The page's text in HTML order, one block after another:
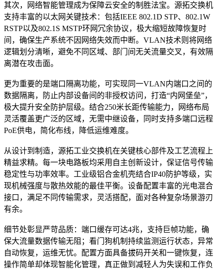
其次，网络智能管理成为保障云安全的制胜法宝。源拓交换机
支持丰富的以太网关键技术：包括IEEE 802.1D STP、802.1W
RSTP以及802.1S MSTP环网冗余协议，极大缩短故障恢复时
间，确保生产系统不因网络失效而中断。VLAN技术则将网络
逻辑划分清晰，避免不同区域、部门间无关流量交叉，有效隔
离潜在攻击面。
更为重要的是端口隔离功能，可实现同一VLAN内端口之间的
数据隔离，防止内部设备间的非授权访问，打造“内网堡垒”，
极大提升安全防护层级。结合250米长距传输能力，网络布局
灵活覆盖更广泛的区域，无需中继设备，同时支持多端口远程
PoE供电，简化布线，降低运维难度。
从设计到制造，源拓工业交换机在关键核心部件及工艺流程上
精益求精。每一块电路板均采用自主创新设计，保证信号传输
稳定性与功率效率。工业级铝合金机壳结合IP40防护等级，实
现机械强度与散热效能的最佳平衡。设备配置丰富的光电混合
接口，满足不同传输需求，灵活搭配，面对各种复杂场景游刃
有余。
细节处彰显严苛品质：端口缓存可达4兆，支持巨帧功能，确
保大流量数据传输无阻；看门狗机制持续监测运行状态，异常
自动恢复，运维无忧。配置方面具备拔码开关和一键恢复，连
操作简单却体现智能化管理，真正做到减轻人为失误和工作负